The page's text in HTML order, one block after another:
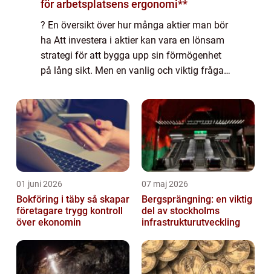
för arbetsplatsens ergonomi**
? En översikt över hur många aktier man bör
ha Att investera i aktier kan vara en lönsam
strategi för att bygga upp sin förmögenhet
på lång sikt. Men en vanlig och viktig fråga
många aktier man bör ha för a...
01 juni 2026
Bokföring i täby så skapar
företagare trygg kontroll
över ekonomin
07 maj 2026
Bergsprängning: en viktig
del av stockholms
infrastrukturutveckling